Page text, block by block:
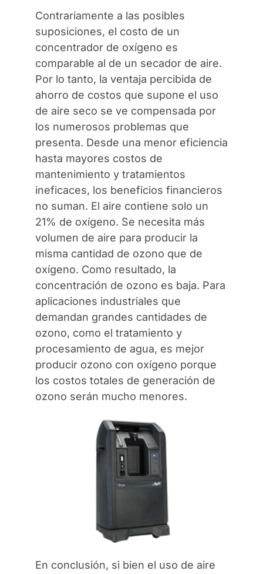
Contrariamente a las posibles
suposiciones, el costo de un
concentrador de oxígeno es
comparable al de un secador de aire.
Por lo tanto, la ventaja percibida de
ahorro de costos que supone el uso
de aire seco se ve compensada por
los numerosos problemas que
presenta. Desde una menor eficiencia
hasta mayores costos de
mantenimiento y tratamientos
ineficaces, los beneficios financieros
no suman. El aire contiene solo un
21% de oxígeno. Se necesita más
volumen de aire para producir la
misma cantidad de ozono que de
oxígeno. Como resultado, la
concentración de ozono es baja. Para
aplicaciones industriales que
demandan grandes cantidades de
ozono, como el tratamiento y
procesamiento de agua, es mejor
producir ozono con oxígeno porque
los costos totales de generación de
ozono serán mucho menores.
En conclusión, si bien el uso de aire